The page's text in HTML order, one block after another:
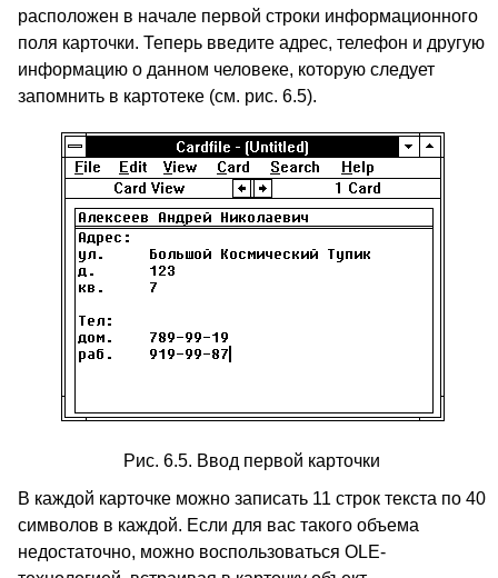
расположен в начале первой строки информационного
поля карточки. Теперь введите адрес, телефон и другую
информацию о данном человеке, которую следует
запомнить в картотеке (см. рис. 6.5).
Рис. 6.5. Ввод первой карточки
В каждой карточке можно записать 11 строк текста по 40
символов в каждой. Если для вас такого объема
недостаточно, можно воспользоваться OLE-